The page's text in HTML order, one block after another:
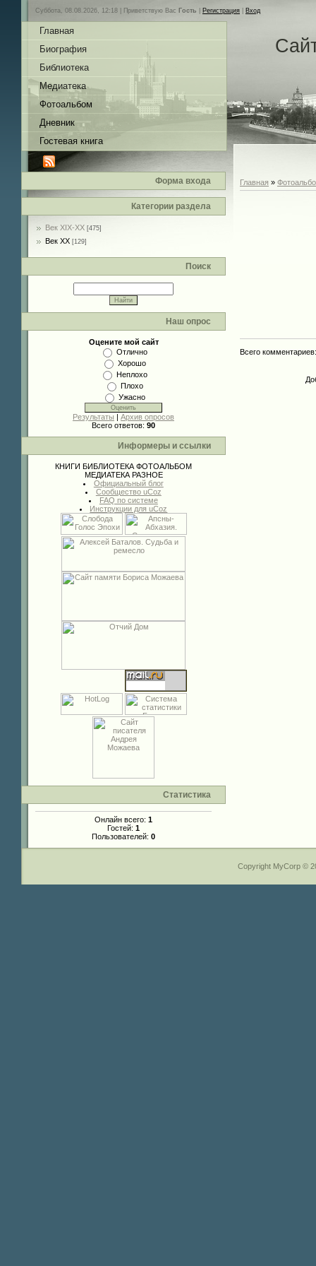
Суббота, 08.08.2026, 12:18 | Приветствую Вас Гость Регистрация Вход
Главная
Биография
Библиотека
Медиатека
Фотоальбом
Дневник
Гостевая книга
Форма входа
Категории раздела
Век XIX-ХХ [475]
Век ХХ [129]
Поиск
Наш опрос
Оцените мой сайт
Отлично
Хорошо
Неплохо
Плохо
Ужасно
Результаты | Архив опросов
Всего ответов: 90
Информеры и ссылки
КНИГИ БИБЛИОТЕКА ФОТОАЛЬБОМ
МЕДИАТЕКА РАЗНОЕ
Официальный блог
Сообщество uCoz
FAQ по системе
Инструкции для uCoz
Статистика
Онлайн всего: 1
Гостей: 1
Пользователей: 0
Главная »
Всего комментариев
Copyright MyCorp ©